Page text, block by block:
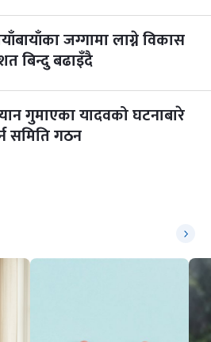
जग्गामा लाग्ने विकास
बिन्दु बढाइँदै
गुमाएका यादवको घटनाबारे
समिति गठन